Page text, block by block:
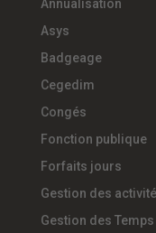
Annualisation
Asys
Badgeage
Cegedim
Congés
Fonction publique
Forfaits jours
Gestion des
Gestion des Temps